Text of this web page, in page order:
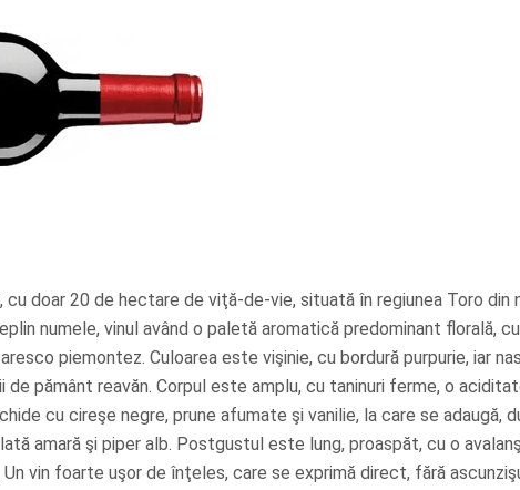
cu doar 20 de hectare de viţă-de-vie, situată în regiunea Toro din
numele, vinul având o paletă aromatică predominant florală, cu
piemontez. Culoarea este vişinie, cu bordură purpurie, iar
pământ reavăn. Corpul este amplu, cu taninuri ferme, o
cu cireşe negre, prune afumate şi vanilie, la care se adaugă,
amară şi piper alb. Postgustul este lung, proaspăt, cu o
vin foarte uşor de înţeles, care se exprimă direct, fără